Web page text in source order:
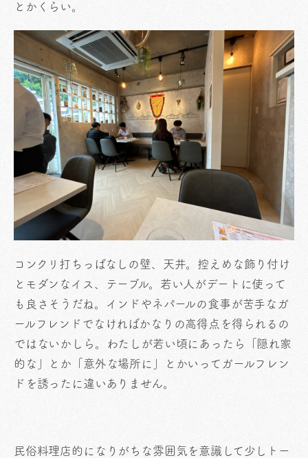
とかくらい。
コンクリ打ちっぱなしの壁、天井。控えめな飾り付け
とモダンなイス、テーブル。若い人がデートに使って
も良さそうだね。インドやネパールの食事が苦手なガ
ールフレンドでなければかなりの高得点を得られるの
ではないかしら。わたしが若い頃にあったら「隠れ家
的な」とか「意外な場所に」とかいってガールフレン
ドを誘ったに違いありません。
民俗料理店的になりがちな雰囲気を意識して少しトー